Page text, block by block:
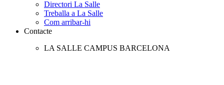
Directori La Salle
Treballa a La Salle
Com arribar-hi
Contacte
LA SALLE CAMPUS BARCELONA